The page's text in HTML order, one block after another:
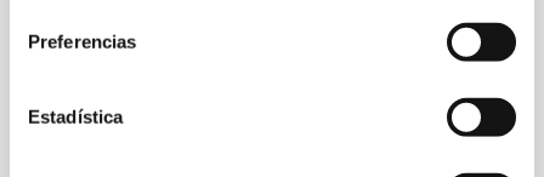
Preferencias
Estadística